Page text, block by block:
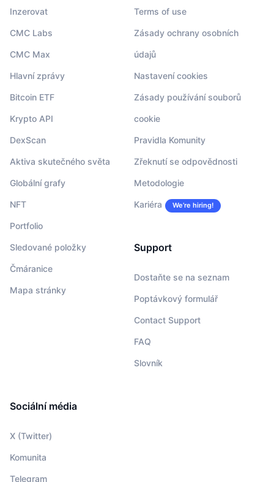
Inzerovat
CMC Labs
CMC Max
Hlavní zprávy
Bitcoin ETF
Krypto API
DexScan
Aktiva skutečného světa
Globální grafy
NFT
Portfolio
Sledované položky
Čmáranice
Mapa stránky
Terms of use
Zásady ochrany osobních
údajů
Nastavení cookies
Zásady používání souborů
cookie
Pravidla Komunity
Zřeknutí se odpovědnosti
Metodologie
Kariéra We’re hiring!
Support
Dostaňte se na seznam
Poptávkový formulář
Contact Support
FAQ
Slovník
Sociální média
X (Twitter)
Komunita
Telegram